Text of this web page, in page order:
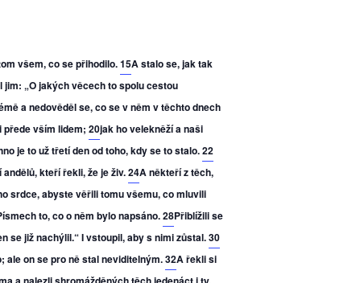
všem, co se přihodilo.15A stalo se, jak tak
jim: „O jakých věcech to spolu cestou
a nedověděl se, co se v něm v těchto dnech
přede vším lidem; 20jak ho velekněží a naši
je to už třetí den od toho, kdy se to stalo.22
kteří řekli, že je živ.24A někteří z těch,
srdce, abyste věřili tomu všemu, co mluvili
to, co o něm bylo napsáno.28Přiblížili se
se již nachýlil.“ I vstoupil, aby s nimi zůstal.30
ale on se pro ně stal neviditelným.32A řekli si